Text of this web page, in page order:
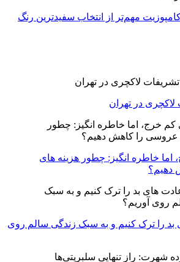
مهم‌تر از انتخاب سفیدترین رنگ
در تهران
خاطره انگیز: چطور هزینه های
دهیم؟
بد را ترک کنیم و به سبک زندگی سالم روی